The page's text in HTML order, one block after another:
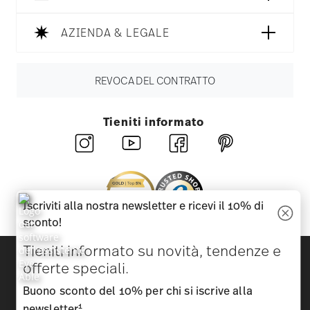
AZIENDA & LEGALE
REVOCA DEL CONTRATTO
Tieniti informato
Scopri tutti i nostri brand
Bellezza e funzionalità per la tua casa
Homepage
Iscriviti alla nostra newsletter e ricevi il 10% di
sconto!
Tieniti informato su novità, tendenze e
offerte speciali.
Buono sconto del 10% per chi si iscrive alla
1